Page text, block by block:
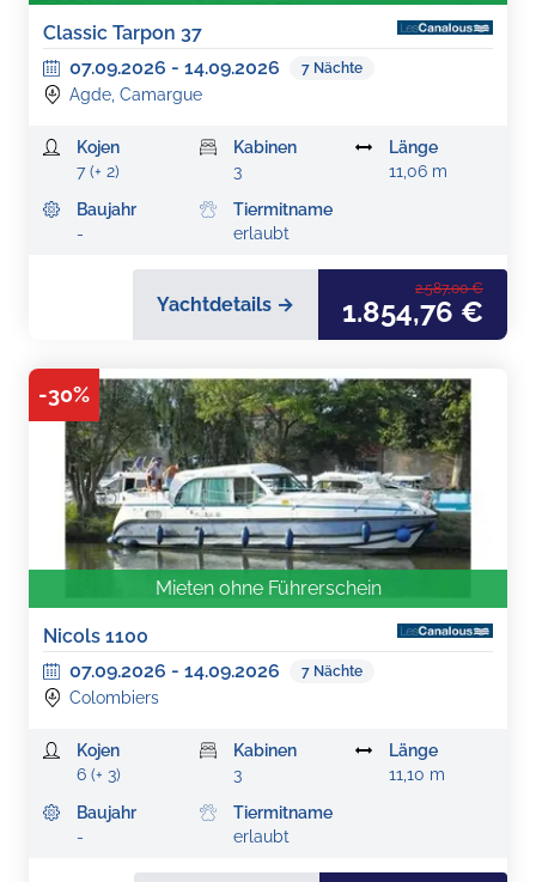
Classic Tarpon 37
07.09.2026 - 14.09.2026 7 Nächte
Agde, Camargue
Kojen
7 (+ 2)
Kabinen
3
Länge
11,06 m
Baujahr
-
Tiermitname
erlaubt
Yachtdetails →
2.587,00 €
1.854,76 €
-30%
Mieten ohne Führerschein
Nicols 1100
07.09.2026 - 14.09.2026 7 Nächte
Colombiers
Kojen
6 (+ 3)
Kabinen
3
Länge
11,10 m
Baujahr
-
Tiermitname
erlaubt